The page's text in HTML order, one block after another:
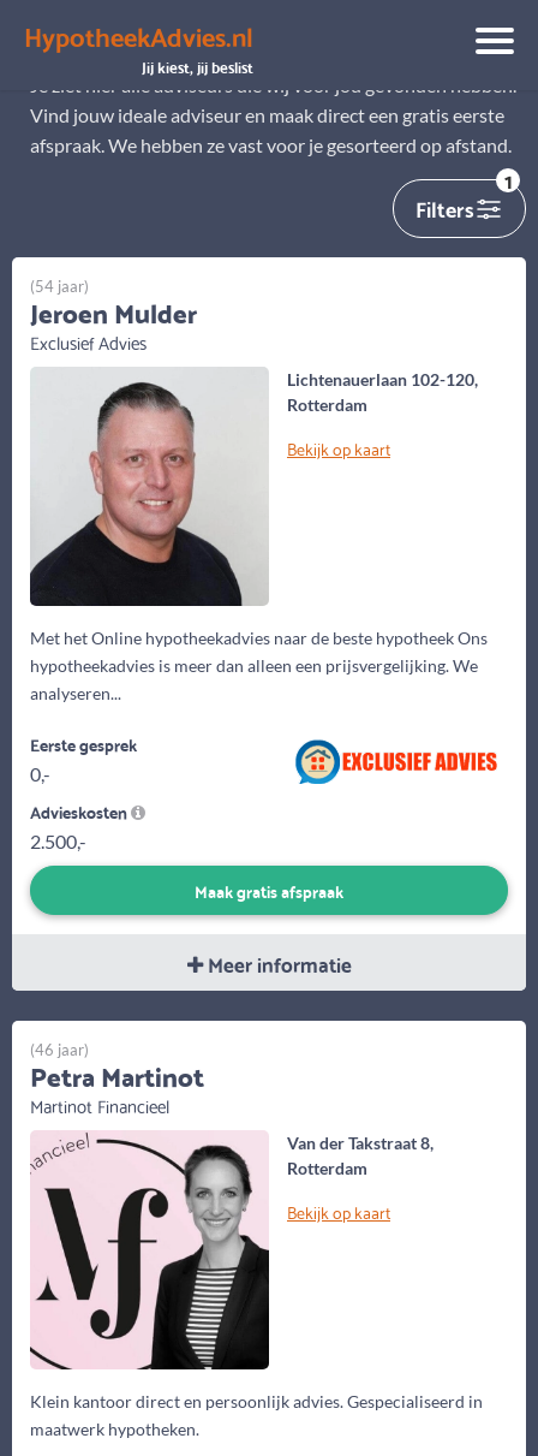
HypotheekAdvies.nl
Jij kiest, jij beslist
Alle adviseurs
Je ziet hier alle adviseurs die wij voor jou gevonden hebben.
Vind jouw ideale adviseur en maak direct een gratis eerste
afspraak. We hebben ze vast voor je gesorteerd op afstand.
Filters
1
Lichtenauerlaan 102-120,
Rotterdam
Bekijk op kaart
Met het Online hypotheekadvies naar de beste hypotheek Ons
hypotheekadvies is meer dan alleen een prijsvergelijking. We
analyseren...
(54 jaar)
Jeroen Mulder
Exclusief Advies
Eerste gesprek
0,-
Advieskosten
2.500,-
Maak gratis afspraak
Meer informatie
Van der Takstraat 8,
Rotterdam
Bekijk op kaart
Klein kantoor direct en persoonlijk advies. Gespecialiseerd in
maatwerk hypotheken.
(46 jaar)
Petra Martinot
Martinot Financieel